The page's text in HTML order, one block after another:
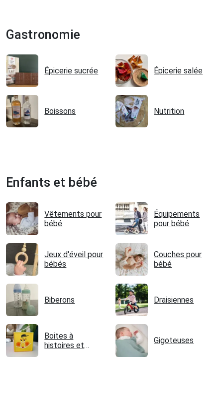
Gastronomie
Épicerie sucrée Épicerie salée
Boissons Nutrition
Enfants et bébé
Vêtements pour
bébé
Équipements
pour bébé
Jeux d'éveil pour
bébés
Couches pour
bébé
Biberons Draisiennes
Boites à
histoires et
Gigoteuses